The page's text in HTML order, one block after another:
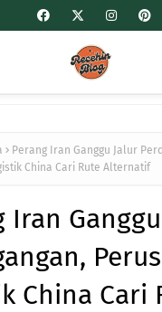
Perang Iran Ganggu Jalur
China Cari Rute Alternatif
Iran
China Cari